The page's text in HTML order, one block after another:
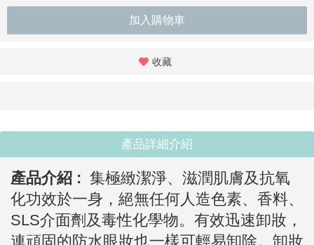
加入購物車
收藏
產品詳細介紹
產品介紹 : 集極緻潔淨、滋潤肌膚及抗氧
化功效於一身，絕無任何人造色素、香料、
SLS介面劑及毒性化學物。有效迅速卸妝，
連頑固的防水眼妝也一樣可輕易卸除。卸妝